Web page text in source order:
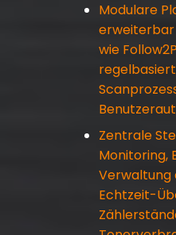
Modulare
wie
Zentrale
Monitoring,
Verwaltung
Echtzeit-